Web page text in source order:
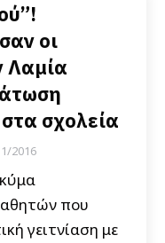
οι
Λαμία
σχολεία
2016
που
γειτνίαση με